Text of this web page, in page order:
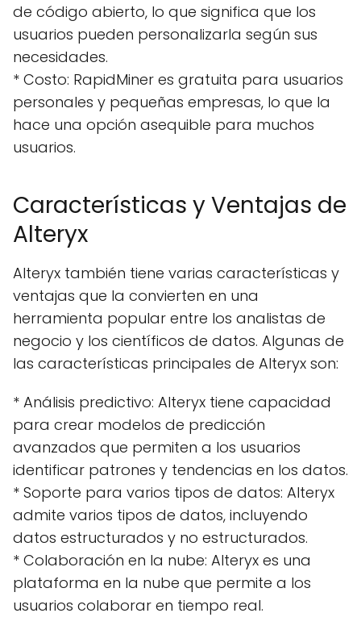
de código abierto, lo que significa que los
usuarios pueden personalizarla según sus
necesidades.
* Costo: RapidMiner es gratuita para usuarios
personales y pequeñas empresas, lo que la
hace una opción asequible para muchos
usuarios.
Características y Ventajas de
Alteryx
Alteryx también tiene varias características y
ventajas que la convierten en una
herramienta popular entre los analistas de
negocio y los científicos de datos. Algunas de
las características principales de Alteryx son:
* Análisis predictivo: Alteryx tiene capacidad
para crear modelos de predicción
avanzados que permiten a los usuarios
identificar patrones y tendencias en los datos.
* Soporte para varios tipos de datos: Alteryx
admite varios tipos de datos, incluyendo
datos estructurados y no estructurados.
* Colaboración en la nube: Alteryx es una
plataforma en la nube que permite a los
usuarios colaborar en tiempo real.